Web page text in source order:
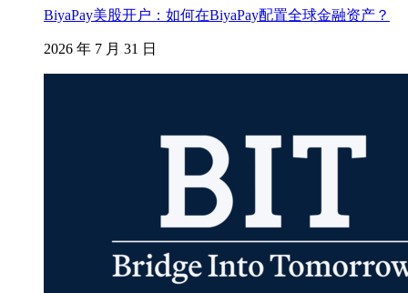
BiyaPay美股开户：如何在BiyaPay配置全球金融资产？
2026 年 7 月 31 日